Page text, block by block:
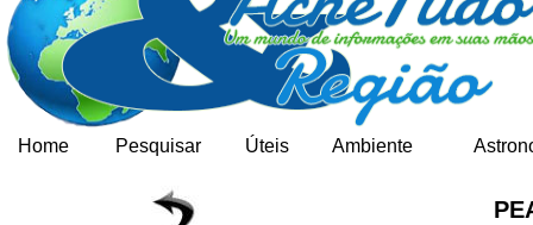
Home Pesquisar Úteis Ambiente